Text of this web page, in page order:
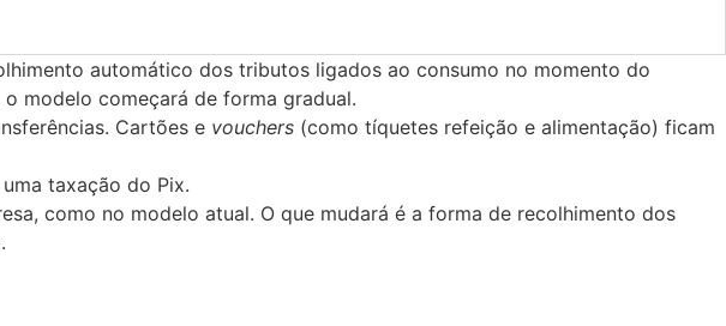
automático dos tributos ligados ao consumo no momento do
modelo começará de forma gradual.
Cartões e vouchers (como tíquetes refeição e alimentação) ficam
taxação do Pix.
como no modelo atual. O que mudará é a forma de recolhimento dos